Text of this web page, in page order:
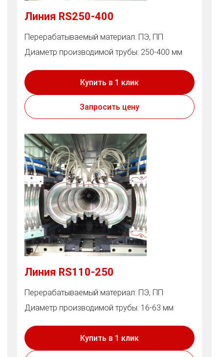
Линия RS250-400
Перерабатываемый материал: ПЭ, ПП
Диаметр производимой трубы: 250-400 мм
Купить в 1 клик
Запросить цену
Линия RS110-250
Перерабатываемый материал: ПЭ, ПП
Диаметр производимой трубы: 16-63 мм
Купить в 1 клик